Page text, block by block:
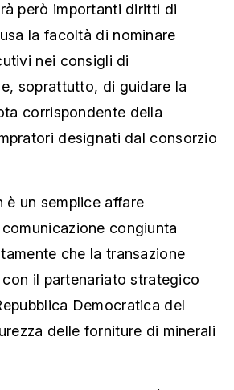
però importanti diritti di
la facoltà di nominare
nei consigli di
soprattutto, di guidare la
corrispondente della
designati dal consorzio
è un semplice affare
congiunta
che la transazione
il partenariato strategico
Democratica del
delle forniture di minerali